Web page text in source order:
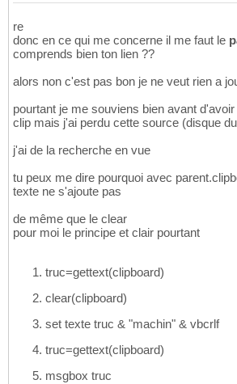
re
donc en ce qui me concerne il me faut le
comprends bien ton lien ??
alors non c'est pas bon je ne veut rien a
pourtant je me souviens bien avant
clip mais j'ai perdu cette source (disque
j'ai de la recherche en vue
tu peux me dire pourquoi avec
texte ne s'ajoute pas
de même que le clear
pour moi le principe et clair pourtant
truc=gettext(clipboard)
clear(clipboard)
set texte truc & "machin" & vbcrlf
truc=gettext(clipboard)
msgbox truc